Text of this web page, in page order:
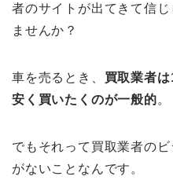
者のサイトが出てきて信
ませんか？
車を売るとき、 買取業者
安く買いたくのが一般的。
でもそれって買取業者の
がないことなんです。